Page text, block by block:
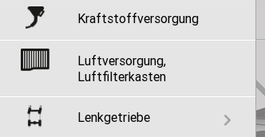
Kraftstoffversorgung
Luftversorgung,
Luftfilterkasten
Lenkgetriebe